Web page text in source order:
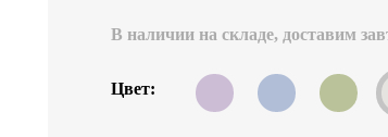
В наличии на складе, доставим
Цвет: